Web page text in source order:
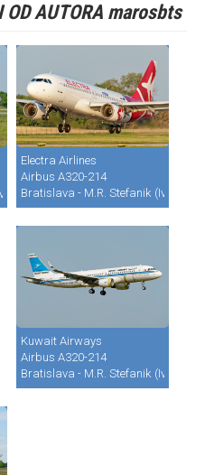
OD AUTORA marosbts
(BTS / LZIB)
Electra Airlines
Airbus A320-214
Bratislava - M.R. Stefanik (Ivanka)
Kuwait Airways
Airbus A320-214
Bratislava - M.R. Stefanik (Ivanka)